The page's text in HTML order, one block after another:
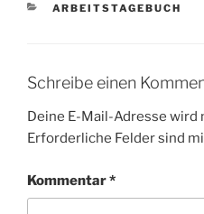
KATEGORIEN
ARBEITSTAGEBUCH
Schreibe einen
Deine E-Mail-Adresse
Erforderliche Felder sind
Kommentar*